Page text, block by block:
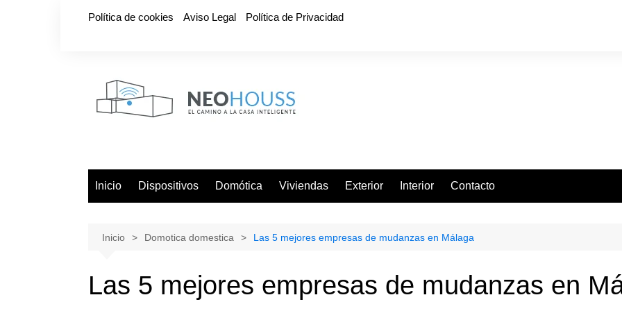
Política de cookies Aviso Legal Política de Privacidad
Inicio Dispositivos Domótica Viviendas Exterior Interior Contacto
Inicio Domotica domestica Las 5 mejores empresas de mudanzas en Málaga
Las 5 mejores empresas de mudanzas en